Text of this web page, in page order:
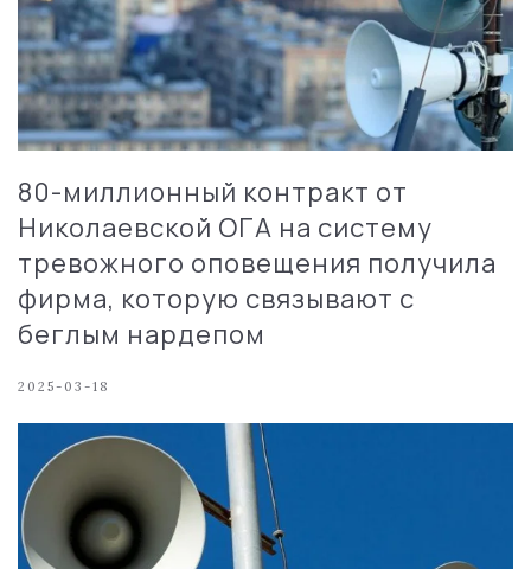
80-миллионный контракт от
Николаевской ОГА на систему
тревожного оповещения получила
фирма, которую связывают с
беглым нардепом
2025-03-18